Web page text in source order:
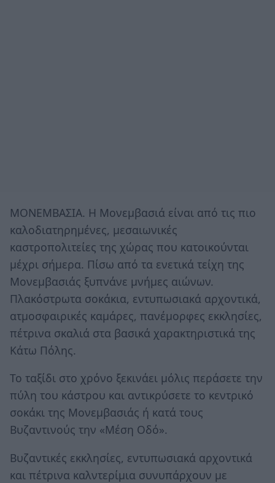
ΜΟΝΕΜΒΑΣΙΑ. Η Μονεμβασιά είναι από τις πιο
καλοδιατηρημένες, μεσαιωνικές
καστροπολιτείες της χώρας που κατοικούνται
μέχρι σήμερα. Πίσω από τα ενετικά τείχη της
Μονεμβασιάς ξυπνάνε μνήμες αιώνων.
Πλακόστρωτα σοκάκια, εντυπωσιακά αρχοντικά,
ατμοσφαιρικές καμάρες, πανέμορφες εκκλησίες,
πέτρινα σκαλιά στα βασικά χαρακτηριστικά της
Κάτω Πόλης.
Το ταξίδι στο χρόνο ξεκινάει μόλις περάσετε την
πύλη του κάστρου και αντικρύσετε το κεντρικό
σοκάκι της Μονεμβασιάς ή κατά τους
Βυζαντινούς την «Μέση Οδό».
Βυζαντικές εκκλησίες, εντυπωσιακά αρχοντικά
και πέτρινα καλντερίμια συνυπάρχουν με